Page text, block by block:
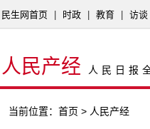
民生网首页 时政 教育 访谈
人民产经 人民日报
当前位置： 首页 > 人民产经